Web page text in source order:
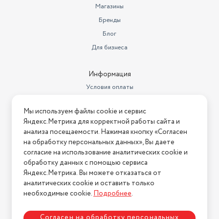
Магазины
Бренды
Блог
Для бизнеса
Информация
Условия оплаты
Условия возврата
Нашли ошибку на сайте? Напишите нам
2026 © Интернет-магазин "АстМаркет". У нас есть всё!
Политика конфиденциальности
Мы используем файлы cookie и сервис
Яндекс.Метрика для корректной работы сайта и
анализа посещаемости. Нажимая кнопку «Согласен
на обработку персональных данных», Вы даете
согласие на использование аналитических cookie и
обработку данных с помощью сервиса
Яндекс.Метрика. Вы можете отказаться от
аналитических cookie и оставить только
необходимые cookie.Подробнее.